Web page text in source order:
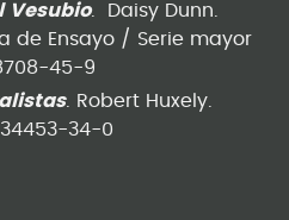
Vesubio. Daisy Dunn.
de Ensayo / Serie mayor
45-9
. Robert Huxely.
34453-34-0